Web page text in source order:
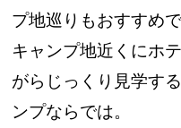
プ地巡りもおすすめ
キャンプ地近くにホ
がらじっくり見学す
ンプならでは。